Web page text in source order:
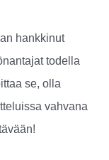
hankkinut
todella
se, olla
vahvana